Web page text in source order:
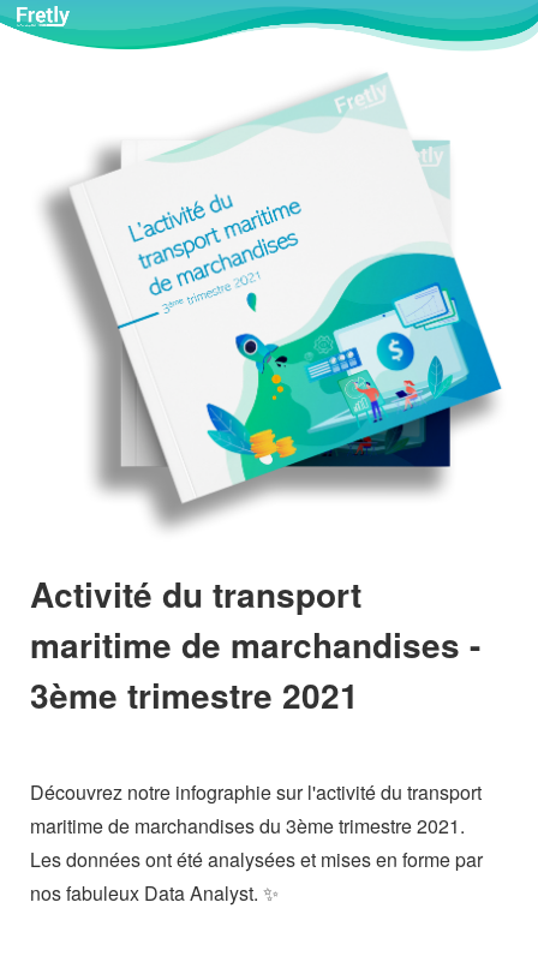
Activité du transport
maritime de marchandises -
3ème trimestre 2021
Découvrez notre infographie sur l'activité du transport
maritime de marchandises du 3ème trimestre 2021.
Les données ont été analysées et mises en forme par
nos fabuleux Data Analyst. ✨​